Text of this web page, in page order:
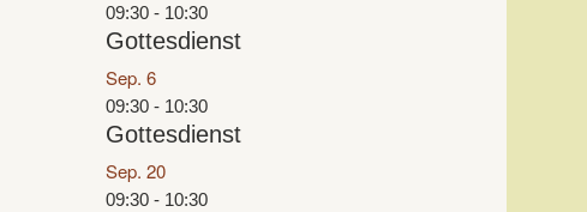
09:30- 10:30
Gottesdienst
Sep. 6
09:30- 10:30
Gottesdienst
Sep. 20
09:30- 10:30